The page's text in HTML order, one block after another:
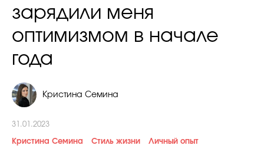
Косметичка профи
Вопрос эксперту
Папа может
зарядили меня
оптимизмом в начале
года
Кристина Семина
31.01.2023
Кристина Семина Стиль жизни Личный опыт